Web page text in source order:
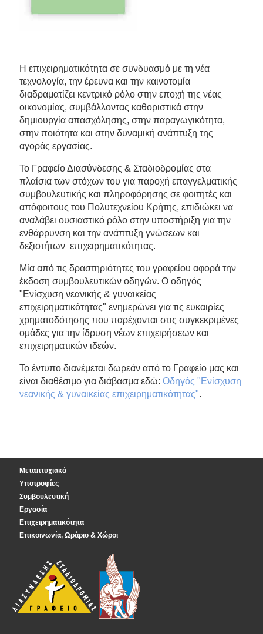
Η επιχειρηματικότητα σε συνδυασμό με τη νέα
τεχνολογία, την έρευνα και την καινοτομία
διαδραματίζει κεντρικό ρόλο στην εποχή της νέας
οικονομίας, συμβάλλοντας καθοριστικά στην
δημιουργία απασχόλησης, στην παραγωγικότητα,
στην ποιότητα και στην δυναμική ανάπτυξη της
αγοράς εργασίας.
Το Γραφείο Διασύνδεσης & Σταδιοδρομίας στα
πλαίσια των στόχων του για παροχή επαγγελματικής
συμβουλευτικής και πληροφόρησης σε φοιτητές και
απόφοιτους του Πολυτεχνείου Κρήτης, επιδιώκει να
αναλάβει ουσιαστικό ρόλο στην υποστήριξη για την
ενθάρρυνση και την ανάπτυξη γνώσεων και
δεξιοτήτων επιχειρηματικότητας.
Μία από τις δραστηριότητες του γραφείου αφορά την
έκδοση συμβουλευτικών οδηγών. Ο οδηγός
"Eνίσχυση νεανικής & γυναικείας
επιχειρηματικότητας" ενημερώνει για τις ευκαιρίες
χρηματοδότησης που παρέχονται στις συγκεκριμένες
ομάδες για την ίδρυση νέων επιχειρήσεων και
επιχειρηματικών ιδεών.
Το έντυπο διανέμεται δωρεάν από το Γραφείο μας και
είναι διαθέσιμο για διάβασμα εδώ: Οδηγός "Eνίσχυση
νεανικής & γυναικείας επιχειρηματικότητας".
Μεταπτυχιακά
Υποτροφίες
Συμβουλευτική
Εργασία
Επιχειρηματικότητα
Επικοινωνία, Ωράριο & Χώροι